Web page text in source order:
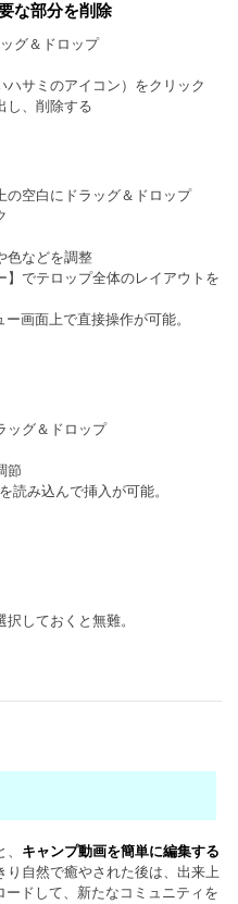
な部分を削除
グ＆ドロップ
ハサミのアイコン）をクリック
し、削除する
の空白にドラッグ＆ドロップ
色などを調整
】でテロップ全体のレイアウトを
画面上で直接操作が可能。
ッグ＆ドロップ
節
読み込んで挿入が可能。
しておくと無難。
キャンプ動画を簡単に編集する
自然で癒やされた後は、出来上
ドして、新たなコミュニティを